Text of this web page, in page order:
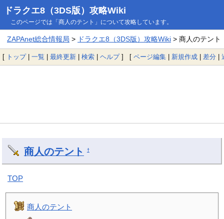
ドラクエ8（3DS版）攻略Wiki
このページでは「商人のテント」について攻略しています。
ZAPAnet総合情報局 > ドラクエ8（3DS版）攻略Wiki> 商人のテント
[ トップ| 一覧 | 最終更新 | 検索 | ヘルプ] [ ページ編集 | 新規作成 | 差分 |
商人のテント †
TOP
商人のテント